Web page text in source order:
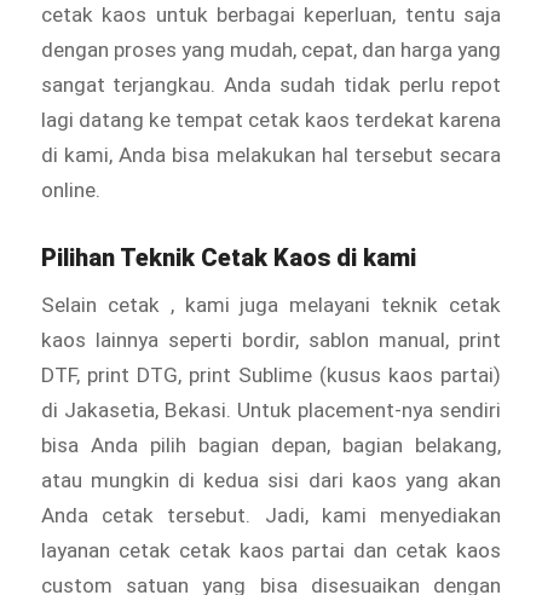
cetak kaos untuk berbagai keperluan, tentu saja
dengan proses yang mudah, cepat, dan harga yang
sangat terjangkau. Anda sudah tidak perlu repot
lagi datang ke tempat cetak kaos terdekat karena
di kami, Anda bisa melakukan hal tersebut secara
online.
Pilihan Teknik Cetak Kaos di kami
Selain cetak , kami juga melayani teknik cetak
kaos lainnya seperti bordir, sablon manual, print
DTF, print DTG, print Sublime (kusus kaos partai)
di Jakasetia, Bekasi. Untuk placement-nya sendiri
bisa Anda pilih bagian depan, bagian belakang,
atau mungkin di kedua sisi dari kaos yang akan
Anda cetak tersebut. Jadi, kami menyediakan
layanan cetak cetak kaos partai dan cetak kaos
custom satuan yang bisa disesuaikan dengan